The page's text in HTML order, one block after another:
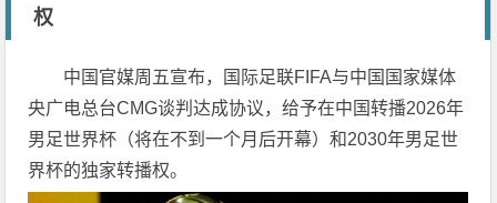
权
中国官媒周五宣布，国际足联FIFA与中国国家媒体
央广电总台CMG谈判达成协议，给予在中国转播2026年
男足世界杯（将在不到一个月后开幕）和2030年男足世
界杯的独家转播权。